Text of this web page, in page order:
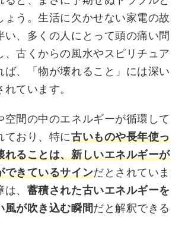
ょう。生活に欠かせない家電の故
い、多くの人にとって頭の痛い問
、古くからの風水やスピリチュア
ば、「物が壊れること」には深い
ています。
空間の中のエネルギーが循環して
ており、特に古いものや長年使っ
れることは、新しいエネルギーが
できているサインだとされていま
、 蓄積された古いエネルギーを
風が吹き込む瞬間だと解釈できる